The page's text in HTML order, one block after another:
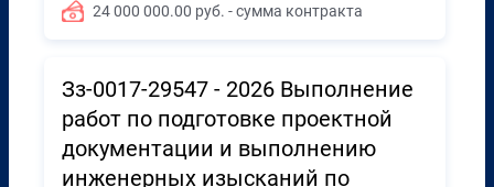
24 000 000.00 руб. - сумма контракта
Зз-0017-29547 - 2026 Выполнение
работ по подготовке проектной
документации и выполнению
инженерных изысканий по